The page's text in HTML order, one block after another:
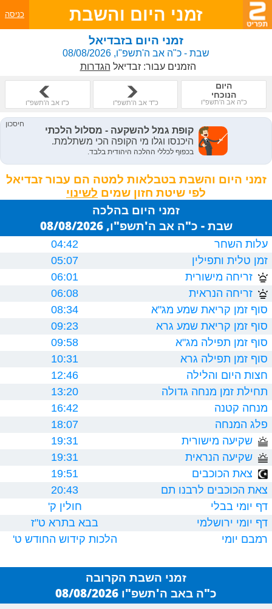
זמני היום והשבת כניסה
זמני היום בזבדיאל
שבת - כ"ה אב ה'תשפ"ו, 08/08/2026
הזמנים עבור:זבדיאל הגדרות
היום
הנוכחי
כ"ה אב ה'תשפ"ו כ"ד אב ה'תשפ"ו כ"ו אב ה'תשפ"ו
זמני היום והשבת בטבלאות למטה הם עבור זבדיאל
לפי שיטת חזון שמים
זמני היום בהלכה
שבת - כ"ה אב ה'תשפ"ו, 08/08/2026
עלות השחר
04:42
זמן טלית ותפילין
05:07
זריחה מישורית
06:01
זריחה הנראית
06:08
סוף זמן קריאת שמע מג"א
08:34
סוף זמן קריאת שמע גרא
09:23
סוף זמן תפילה מג"א
09:58
סוף זמן תפילה גרא
10:31
חצות היום והלילה
12:46
תחילת זמן מנחה גדולה
13:20
מנחה קטנה
16:42
פלג המנחה
18:07
שקיעה מישורית
19:31
שקיעה הנראית
19:31
צאת הכוכבים
19:51
צאת הכוכבים לרבנו תם
20:43
דף יומי בבלי
חולין ק'
דף יומי ירושלמי
בבא בתרא ט"ז
רמבם יומי
הלכות קידוש החודש ט'
זמני השבת הקרובה
כ"ה באב ה'תשפ"ו 08/08/2026